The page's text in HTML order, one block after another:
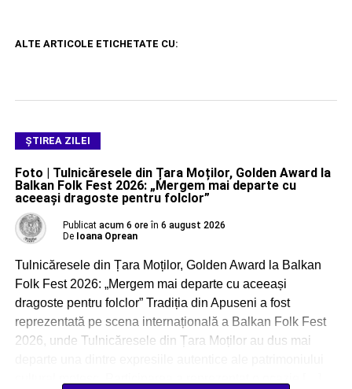
ALTE ARTICOLE ETICHETATE CU:
ŞTIREA ZILEI
Foto | Tulnicăresele din Țara Moților, Golden Award la
Balkan Folk Fest 2026: „Mergem mai departe cu
aceeași dragoste pentru folclor”
Publicat acum 6 ore în 6 august 2026
De Ioana Oprean
Tulnicăresele din Țara Moților, Golden Award la Balkan
Folk Fest 2026: „Mergem mai departe cu aceeași
dragoste pentru folclor” Tradiția din Apuseni a fost
reprezentată pe scena internațională a Balkan Folk Fest
2026, unde Tulnicăresele din Țara Moților au dus mai